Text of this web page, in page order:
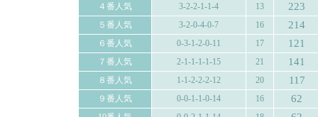
４番人気 3-2-2-1-1-4 13 223
５番人気 3-2-0-4-0-7 16 214
６番人気 0-3-1-2-0-11 17 121
７番人気 2-1-1-1-1-15 21 141
８番人気 1-1-2-2-2-12 20 117
９番人気 0-0-1-1-0-14 16 62